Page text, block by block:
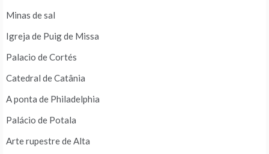
Minas de sal
Igreja de Puig de Missa
Palacio de Cortés
Catedral de Catânia
A ponta de Philadelphia
Palácio de Potala
Arte rupestre de Alta